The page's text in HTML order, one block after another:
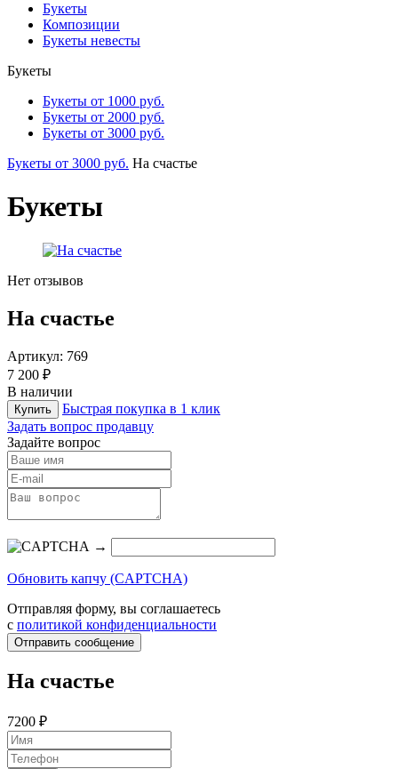
Букеты
Композиции
Букеты невесты
Букеты
Букеты от 1000 руб.
Букеты от 2000 руб.
Букеты от 3000 руб.
Букеты от 3000 руб. На счастье
Букеты
Нет отзывов
На счастье
Артикул: 769
7 200 ₽
В наличии
Купить
Быстрая покупка в 1 клик
Задать вопрос продавцу
Задайте вопрос
→
Обновить капчу (CAPTCHA)
Отправляя форму, вы соглашаетесь
с политикой конфиденциальности
Отправить сообщение
На счастье
7200 ₽